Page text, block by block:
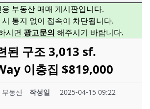
부동산 매매 게시판입니다.
통지 없이 접속이 차단됩니다.
시면 광고문의 해주시기 바랍니다.
된 구조 3,013 sf.
이층집 $819,000
부동산 작성일 2025-04-15 09:22